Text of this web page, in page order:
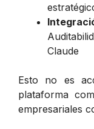
Claude
Esto no es
plataforma
empresariales